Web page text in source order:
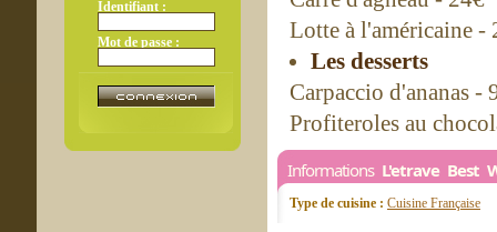
Identifiant :
Mot de passe :
Lotte à l'américaine -
Les desserts
Carpaccio d'ananas -
Profiteroles au
Informations L'etrave Best
Type de cuisine : Cuisine Française